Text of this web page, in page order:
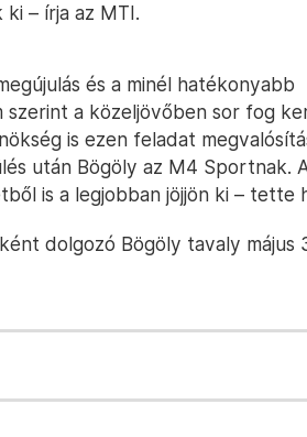
– írja az MTI.
és a minél hatékonyabb
szerint a közeljövőben sor fog
is ezen feladat
után Bögöly az M4 Sportnak.
is a legjobban jöjjön ki – tette
dolgozó Bögöly tavaly május